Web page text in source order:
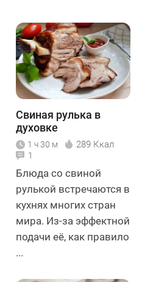
Свиная рулька в
духовке
1 ч 30 м 289 Ккал
1
Блюда со свиной
рулькой встречаются в
кухнях многих стран
мира. Из-за эффектной
подачи её, как правило
...